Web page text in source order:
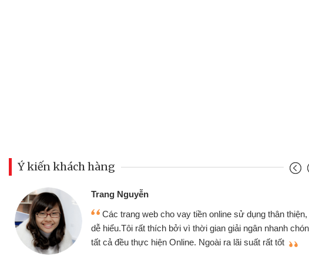
Ý kiến khách hàng
thiện,
chóng
Đoàn Hữu Cảnh
Mình cần tiền gấp nên định cầm cố chiếc xe
nhưng thật may đã có gói vay tiền bằng CMND
không cần gặp mặt nên rất tiện lợi, sẽ giới